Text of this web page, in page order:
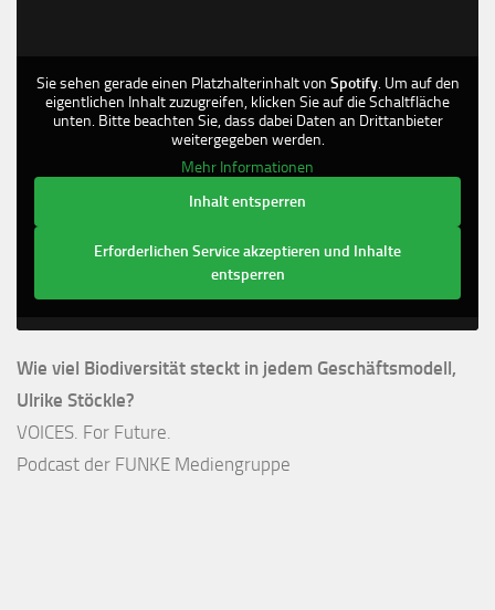
Sie sehen gerade einen Platzhalterinhalt von Spotify. Um auf den
eigentlichen Inhalt zuzugreifen, klicken Sie auf die Schaltfläche
unten. Bitte beachten Sie, dass dabei Daten an Drittanbieter
weitergegeben werden.
Mehr Informationen
Inhalt entsperren
Erforderlichen Service akzeptieren und Inhalte
entsperren
Wie viel Biodiversität steckt in jedem Geschäftsmodell,
Ulrike Stöckle?
VOICES. For Future.
Podcast der FUNKE Mediengruppe